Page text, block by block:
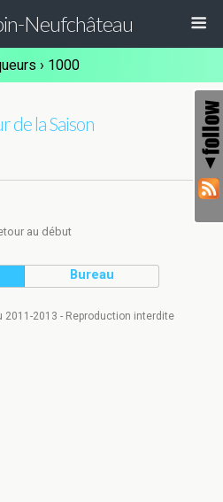
Neufchâteau
› 1000
de la Saison
au début
Bureau
2011-2013 - Reproduction interdite